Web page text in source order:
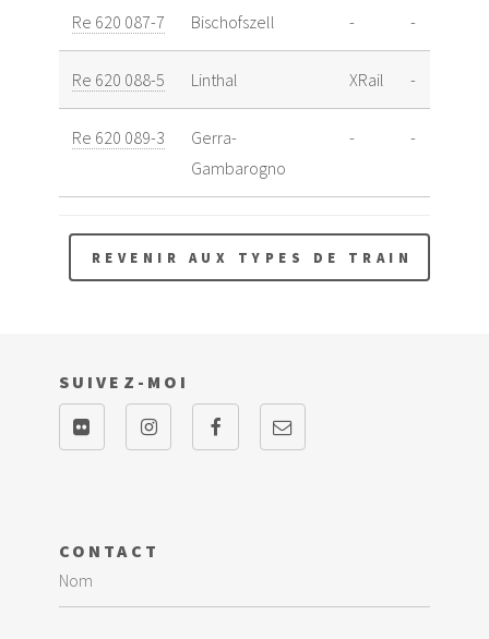
Re 620 087-7 Bischofszell - -
Re 620 088-5 Linthal XRail -
Re 620 089-3
Gerra-
Gambarogno
- -
REVENIR AUX TYPES DE TRAIN
CONTACT
SUIVEZ-MOI